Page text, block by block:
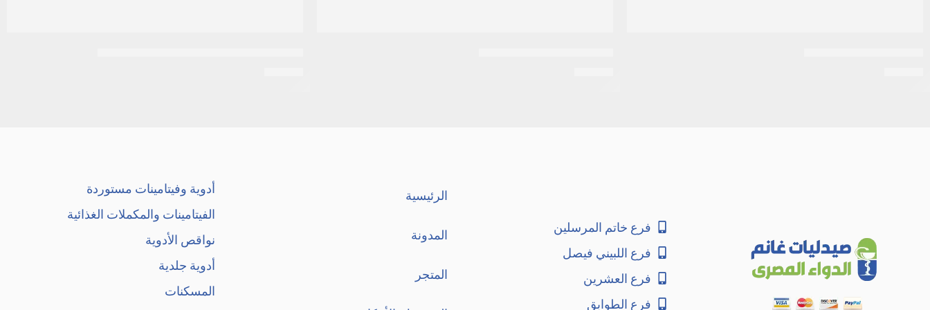
فرع خاتم المرسلين
فرع اللبيني فيصل
فرع العشرين
فرع الطوابق
الرئيسية
المدونة
المتجر
أدوية وفيتامينات مستوردة
الفيتامينات والمكملات الغذائية
نواقص الأدوية
أدوية جلدية
المسكنات